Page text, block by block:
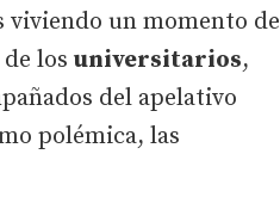
viviendo un momento de
los universitarios,
del apelativo
polémica, las